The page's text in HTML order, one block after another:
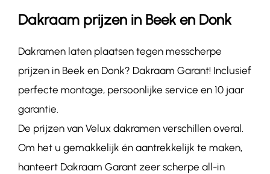
Dakraam prijzen in Beek en Donk
Dakramen laten plaatsen tegen messcherpe
prijzen in Beek en Donk? Dakraam Garant! Inclusief
perfecte montage, persoonlijke service en 10 jaar
garantie.
De prijzen van Velux dakramen verschillen overal.
Om het u gemakkelijk én aantrekkelijk te maken,
hanteert Dakraam Garant zeer scherpe all-in